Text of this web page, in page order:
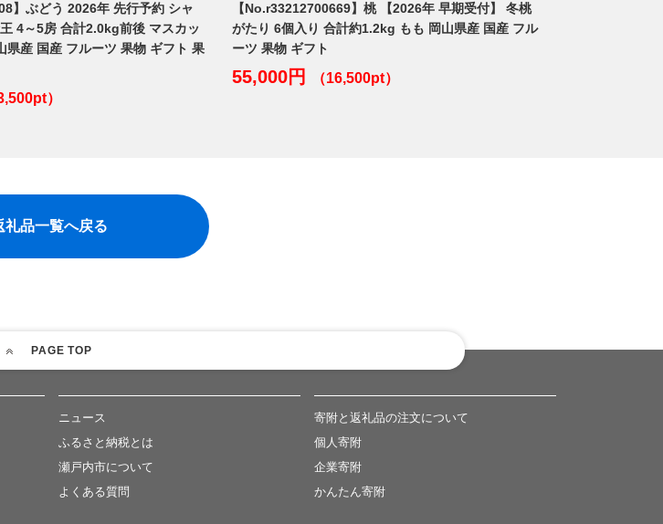
シャ
スカッ
フト 果
【No.r33212700669】桃 【2026年 早期受付】 冬桃
がたり 6個入り 合計約1.2kg もも 岡山県産 国産 フル
ーツ 果物 ギフト
（16,500pt）
【No.r33212700306】ぶどう 2026年 先
イン マスカット 晴王 1房 500g前後 マス
礼品一覧へ戻る
PAGE TOP
ニュース
ふるさと納税とは
瀬戸内市について
よくある質問
寄附と返礼品の注文について
個人寄附
企業寄附
かんたん寄附